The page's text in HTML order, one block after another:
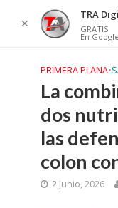
PRIMERA PLANA•
La
dos
las
colon
2 junio, 2026
✕
TRA
GRATIS
En